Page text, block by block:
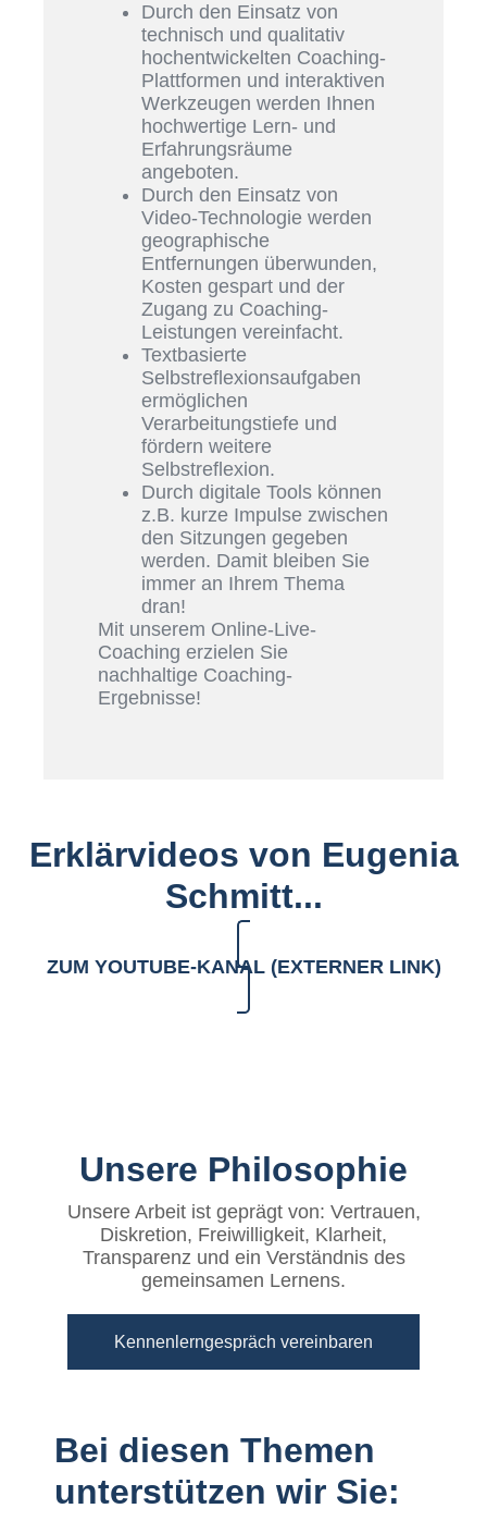
Durch den Einsatz von
technisch und qualitativ
hochentwickelten Coaching-
Plattformen und interaktiven
Werkzeugen werden Ihnen
hochwertige Lern- und
Erfahrungsräume
angeboten.
Durch den Einsatz von
Video-Technologie werden
geographische
Entfernungen überwunden,
Kosten gespart und der
Zugang zu Coaching-
Leistungen vereinfacht.
Textbasierte
Selbstreflexionsaufgaben
ermöglichen
Verarbeitungstiefe und
fördern weitere
Selbstreflexion.
Durch digitale Tools können
z.B. kurze Impulse zwischen
den Sitzungen gegeben
werden. Damit bleiben Sie
immer an Ihrem Thema
dran!
Mit unserem Online-Live-
Coaching erzielen Sie
nachhaltige Coaching-
Ergebnisse!
Erklärvideos von Eugenia
Schmitt...
ZUM YOUTUBE-KANAL (EXTERNER LINK)
Unsere Philosophie
Unsere Arbeit ist geprägt von: Vertrauen,
Diskretion, Freiwilligkeit, Klarheit,
Transparenz und ein Verständnis des
gemeinsamen Lernens.
Kennenlerngespräch vereinbaren
Bei diesen Themen
unterstützen wir Sie: